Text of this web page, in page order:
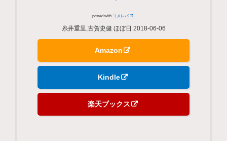
posted with ヨメレバ
糸井重里,古賀史健 ほぼ日 2018-06-06
Amazon
Kindle
楽天ブックス